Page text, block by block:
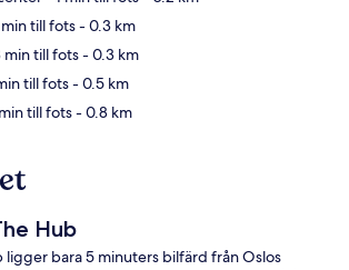
till fots- 0.3 km
min till fots- 0.3 km
till fots- 0.5 km
till fots- 0.8 km
Hub
ligger bara 5 minuters bilfärd från Oslos